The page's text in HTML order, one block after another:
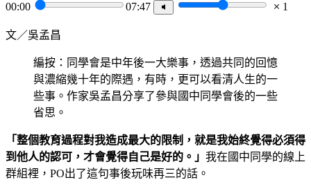
00:00 07:47 1
文／吳孟昌
編按：同學會是中年後一大樂事，透過共同的回憶
與濃縮幾十年的際遇，有時，更可以看清人生的一
些事。作家吳孟昌分享了參與國中同學會後的一些
省思。
「整個教育過程對我造成最大的限制，就是我始終覺得必須得
到他人的認可，才會覺得自己是好的。」 我在國中同學的線上
群組裡，PO出了這句事後玩味再三的話。